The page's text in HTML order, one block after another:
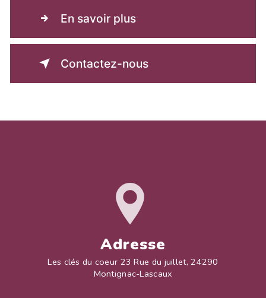
En savoir plus
Contactez-nous
Adresse
Les clés du coeur 23 Rue du juillet, 24290
Montignac-Lascaux